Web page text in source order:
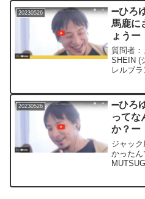
です。
ともあ
20230526
➖ひろ
馬鹿に
ょう
質問者
SHEIN (
レルブ
た」 や
20230526
➖ひろ
ってな
か？
ジャッ
かったん